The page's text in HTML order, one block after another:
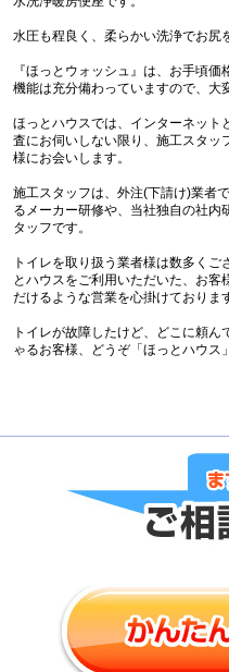
水圧も程良く、柔らかい洗浄でお尻
『ほっとウォッシュ』は、お手頃
機能は充分備わっていますので、大
ほっとハウスでは、インターネット
査にお伺いしない限り、施工スタッ
様にお会いします。
施工スタッフは、外注(下請け)業者
るメーカー研修や、当社独自の社内
タッフです。
トイレを取り扱う業者様は数多く
とハウスをご利用いただいた、お客
だけるような営業を心掛けておりま
トイレが故障したけど、どこに頼
ゃるお客様、どうぞ「ほっとハウス